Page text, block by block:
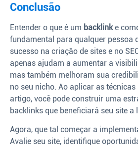
Conclusão
Entender o que é um backlinke
fundamental para qualquer pessoa
sucesso na criação de sites e no
apenas ajudam a aumentar a
mas também melhoram sua
no seu nicho. Ao aplicar as
artigo, você pode construir uma
backlinks que beneficiará seu site a
Agora, que tal começar a
Avalie seu site, identifique